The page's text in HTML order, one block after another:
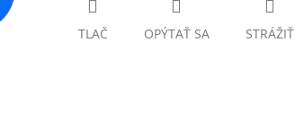
TLAČ OPÝTAŤ SA STRÁŽIŤ